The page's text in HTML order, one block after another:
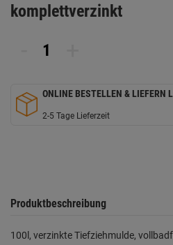
komplettverzinkt
ONLINE BESTELLEN & LIEFERN
2-5 Tage Lieferzeit
Produktbeschreibung
100l, verzinkte Tiefziehmulde,